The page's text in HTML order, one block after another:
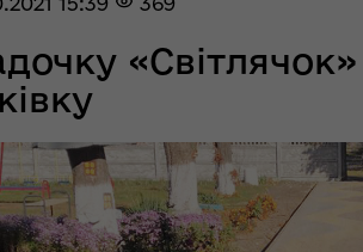
Уповноваженого Верховної
Ради України з прав людини у
Полтавській області